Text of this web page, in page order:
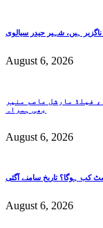
ہیں، شہیر حیدر سیالوی
August 6, 2026
فیلڈ مارشل عاصم منیر
بھی ہمراہ
August 6, 2026
August 6, 2026